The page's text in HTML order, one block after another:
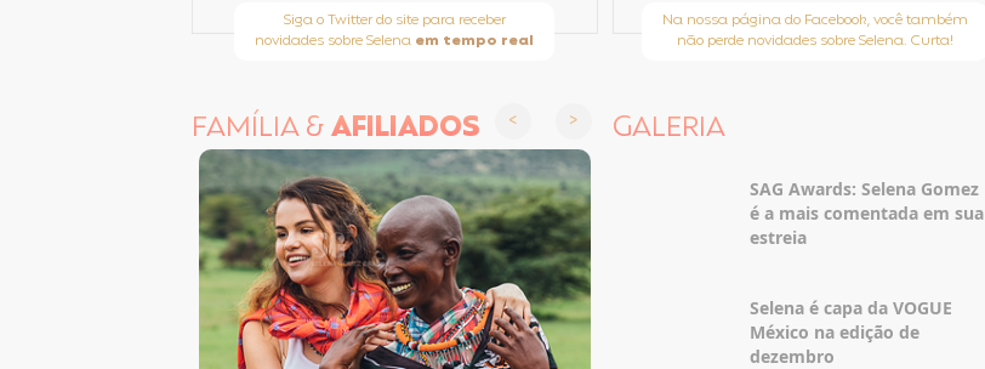
Siga o Twitter do site para receber
novidades sobre Selena em tempo real
Na nossa página do Facebook, você também
não perde novidades sobre Selena. Curta!
FAMÍLIA &AFILIADOS GALERIA
SAG Awards: Selena Gomez
é a mais comentada em sua
estreia
Selena é capa da VOGUE
México na edição de
dezembro